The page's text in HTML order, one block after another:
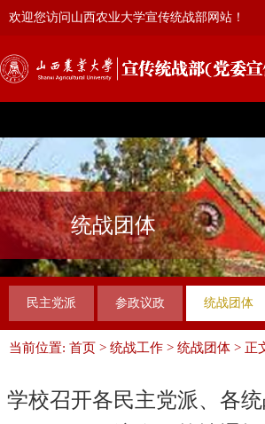
欢迎您访问山西农业大学宣传统战部网站！
统战团体
民主党派 参政议政 统战团体
当前位置: 首页 > 统战工作 > 统战团体 > 正
学校召开各民主党派、各